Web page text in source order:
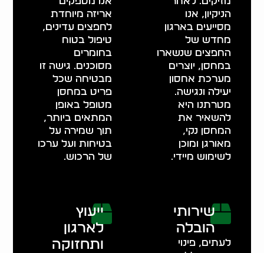
הניקיון, אנו
מסייעים בארגון
מחדש של
החפצים שנשארו
במחסן, יוצרים
מערכת אחסון
יעילה ונגישה.
מטרתנו היא
להשאיר את
המחסן נקי,
מאורגן ומוכן
לשימוש מיידי.
אריזה מיוחדת
לחפצים עדינים,
טיפול בטוח
בחומרים
מסוכנים. גישה זו
מבטיחה שכל
פריט במחסן
מטופל באופן
המתאים ביותר,
תוך שמירה על
בטיחות ועל ערכו
של הרכוש.
שירותי
הובלה
לעתים, פינוי
ייעוץ
לארגון
ותחזוקה